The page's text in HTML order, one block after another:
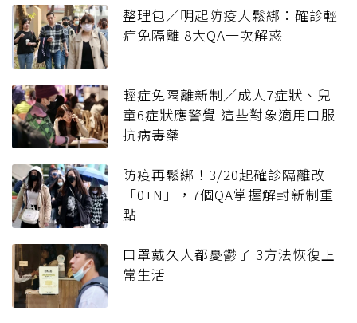
整理包／明起防疫大鬆綁：確診輕
症免隔離 8大QA一次解惑
輕症免隔離新制／成人7症狀、兒
童6症狀應警覺 這些對象適用口服
抗病毒藥
防疫再鬆綁！3/20起確診隔離改
「0+N」，7個QA掌握解封新制重
點
口罩戴久人都憂鬱了 3方法恢復正
常生活